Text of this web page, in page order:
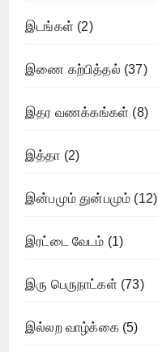
இடங்கள் (2)
இணை கற்பித்தல் (37)
இதர வணக்கங்கள் (8)
இத்தா (2)
இன்பமும் துன்பமும் (12)
இரட்டை வேடம் (1)
இரு பெருநாட்கள் (73)
இல்லற வாழ்க்கை(5)